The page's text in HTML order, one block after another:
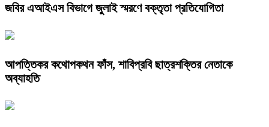
জবির এআইএস বিভাগে জুলাই স্মরণে বক্তৃতা প্রতিযোগিতা
আপত্তিকর কথোপকথন ফাঁস, শাবিপ্রবি ছাত্রশক্তির নেতাকে
অব্যাহতি